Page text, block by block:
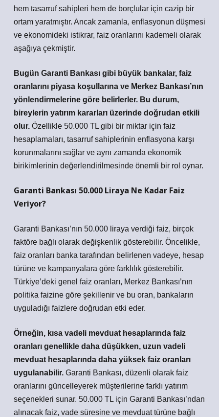
hem tasarruf sahipleri hem de borçlular için cazip bir
ortam yaratmıştır. Ancak zamanla, enflasyonun düşmesi
ve ekonomideki istikrar, faiz oranlarını kademeli olarak
aşağıya çekmiştir.
Bugün Garanti Bankası gibi büyük bankalar, faiz
oranlarını piyasa koşullarına ve Merkez Bankası’nın
yönlendirmelerine göre belirlerler. Bu durum,
bireylerin yatırım kararları üzerinde doğrudan etkili
olur. Özellikle 50.000 TL gibi bir miktar için faiz
hesaplamaları, tasarruf sahiplerinin enflasyona karşı
korunmalarını sağlar ve aynı zamanda ekonomik
birikimlerinin değerlendirilmesinde önemli bir rol oynar.
Garanti Bankası 50.000 Liraya Ne Kadar Faiz
Veriyor?
Garanti Bankası’nın 50.000 liraya verdiği faiz, birçok
faktöre bağlı olarak değişkenlik gösterebilir. Öncelikle,
faiz oranları banka tarafından belirlenen vadeye, hesap
türüne ve kampanyalara göre farklılık gösterebilir.
Türkiye’deki genel faiz oranları, Merkez Bankası’nın
politika faizine göre şekillenir ve bu oran, bankaların
uyguladığı faizlere doğrudan etki eder.
Örneğin, kısa vadeli mevduat hesaplarında faiz
oranları genellikle daha düşükken, uzun vadeli
mevduat hesaplarında daha yüksek faiz oranları
uygulanabilir. Garanti Bankası, düzenli olarak faiz
oranlarını güncelleyerek müşterilerine farklı yatırım
seçenekleri sunar. 50.000 TL için Garanti Bankası’ndan
alınacak faiz, vade süresine ve mevduat türüne bağlı